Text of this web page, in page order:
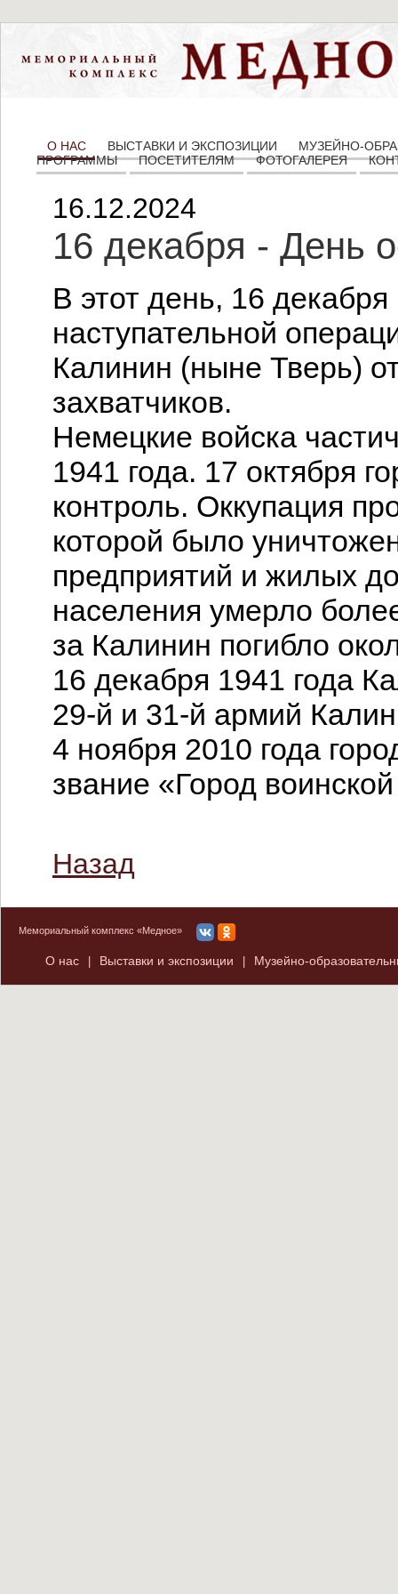
О НАС ВЫСТАВКИ И ЭКСПОЗИЦИИ
МУЗЕЙНО-
ПРОГРАММЫ
ПОСЕТИТЕЛЯМ ФОТОГАЛЕРЕЯ
16.12.2024
16 декабря - День
В этот день, 16
наступательной
Калинин (ныне Тверь)
захватчиков.
Немецкие войска
1941 года. 17 октября
контроль. Оккупация
которой было
предприятий и жилых
населения умерло
за Калинин погибло
16 декабря 1941 года
29-й и 31-й армий
4 ноября 2010 года
звание «Город
Назад
Мемориальный комплекс «Медное»
О нас Выставки и экспозиции Музейно-